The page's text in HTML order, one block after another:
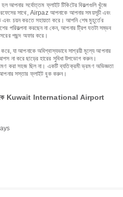
আপনার সর্বোত্তম ফ্লাইট টিকিটের বিকল্পগুলি খুঁজে
সাথে, Airpaz আপনাকে আপনার সময়সূচী এবং
এবং চয়ন করতে সহায়তা করে। আপনি শেষ মুহূর্তের
পরিকল্পনা করছেন না কেন, আপনার ট্রিপ যতটা সম্ভব
পছন্দ অফার করে।
যা আপনাকে অবিশ্বাস্যভাবে সাশ্রয়ী মূল্যে আপনার
না করে ছাড়ের হারের সুবিধা উপভোগ করুন।
করা সহজ ছিল না। একটি ব্যতিক্রমী ভ্রমণ অভিজ্ঞতা
সস্তার ফ্লাইট বুক করুন।
থেকে Kuwait International Airport